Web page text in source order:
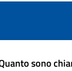
sono